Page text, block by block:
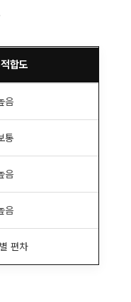
합도
음
통
음
음
편차